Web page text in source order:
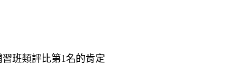
班類評比第1名的肯定